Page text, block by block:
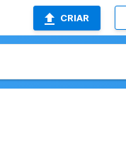
CRIAR